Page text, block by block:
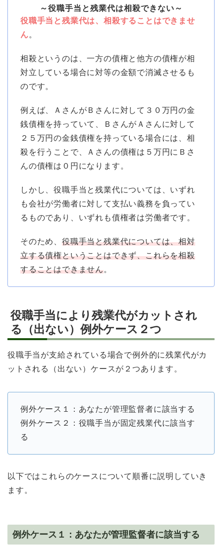
～役職手当と残業代は相殺できない～
役職手当と残業代は、相殺することはできませ
ん。
相殺というのは、一方の債権と他方の債権が相
対立している場合に対等の金額で消滅させるも
のです。
例えば、ＡさんがＢさんに対して３０万円の金
銭債権を持っていて、ＢさんがＡさんに対して
２５万円の金銭債権を持っている場合には、相
殺を行うことで、Ａさんの債権は５万円にＢさ
んの債権は０円になります。
しかし、役職手当と残業代については、いずれ
も会社が労働者に対して支払い義務を負ってい
るものであり、いずれも債権者は労働者です。
そのため、 役職手当と残業代については、相対
立する債権ということはできず、これらを相殺
することはできません。
役職手当により残業代がカットされ
る（出ない）例外ケース２つ
役職手当が支給されている場合で例外的に残業代がカ
ットされる（出ない）ケースが２つあります。
例外ケース１：あなたが管理監督者に該当する
例外ケース２：役職手当が固定残業代に該当す
る
以下ではこれらのケースについて順番に説明していき
ます。
例外ケース１：あなたが管理監督者に該当する